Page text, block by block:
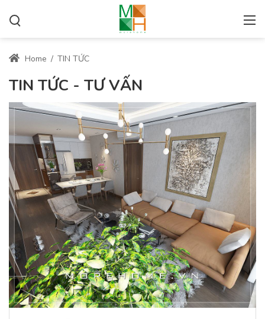
Home / TIN TỨC
TIN TỨC - TƯ VẤN